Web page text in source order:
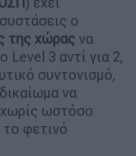
ο
της χώρας να
Level 3 αντί για 2,
συντονισμό,
να
χωρίς ωστόσο
φετινό